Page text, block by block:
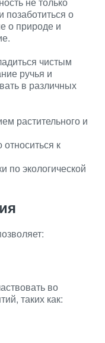
позаботиться о
о природе и
чистым
ручья и
в различных
растительного и
к
по экологической
во
таких как: